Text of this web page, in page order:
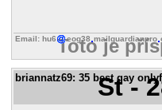
Email: hu6 eog38 mailguardianpro
Toto je
briannatz69: 35 best gay
St -